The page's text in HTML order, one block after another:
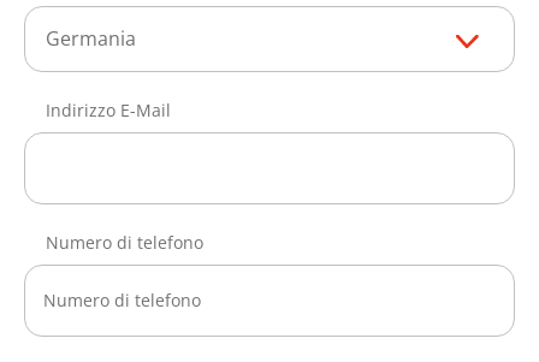
Germania
Indirizzo E-Mail
Numero di telefono